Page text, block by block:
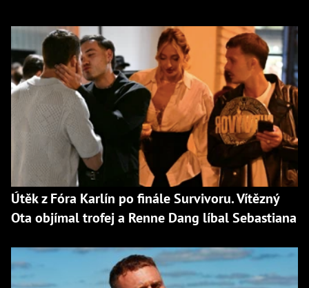
Útěk z Fóra Karlín po finále Survivoru. Vítězný
Ota objímal trofej a Renne Dang líbal Sebastiana